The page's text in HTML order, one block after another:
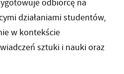
odbiorcę na
działaniami studentów,
w kontekście
sztuki i nauki oraz